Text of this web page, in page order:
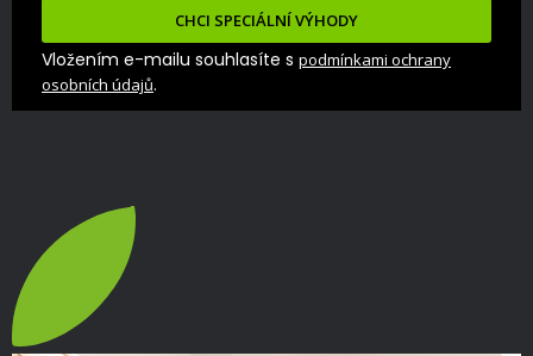
CHCI SPECIÁLNÍ VÝHODY
Vložením e-mailu souhlasíte s podmínkami ochrany
osobních údajů.